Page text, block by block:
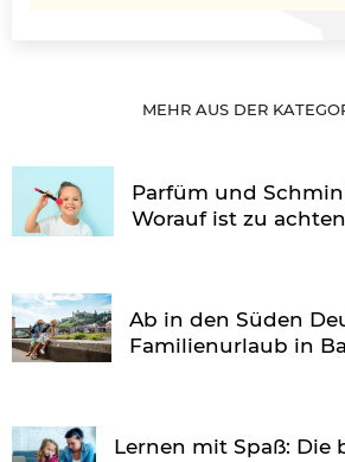
MEHR AUS DER
Parfüm und
Worauf ist zu
Ab in den Süden
Familienurlaub in
Lernen mit Spaß: Die